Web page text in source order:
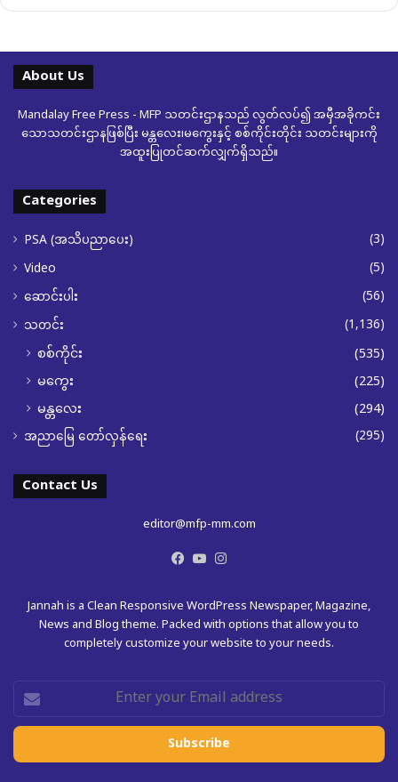
About Us
Mandalay Free Press - MFP သတင်းဌာနသည် လွတ်လပ်၍ အမှီအခိုကင်း
သောသတင်းဌာနဖြစ်ပြီး မန္တလေး၊မကွေးနှင့် စစ်ကိုင်းတိုင်း သတင်းများကို
အထူးပြုတင်ဆက်လျှက်ရှိသည်။
Categories
PSA (အသိပညာပေး)
(3)
Video
(5)
ဆောင်းပါး
(56)
သတင်း
(1,136)
စစ်ကိုင်း
(535)
မကွေး
(225)
မန္တလေး
(294)
အညာမြေ တော်လှန်ရေး (295)
Contact Us
editor@mfp-mm.com
Facebook
YouTube
Jannah is a Clean Responsive WordPress Newspaper, Magazine,
News and Blog theme. Packed with options that allow you to
completely customize your website to your needs.
Enter
your
Email